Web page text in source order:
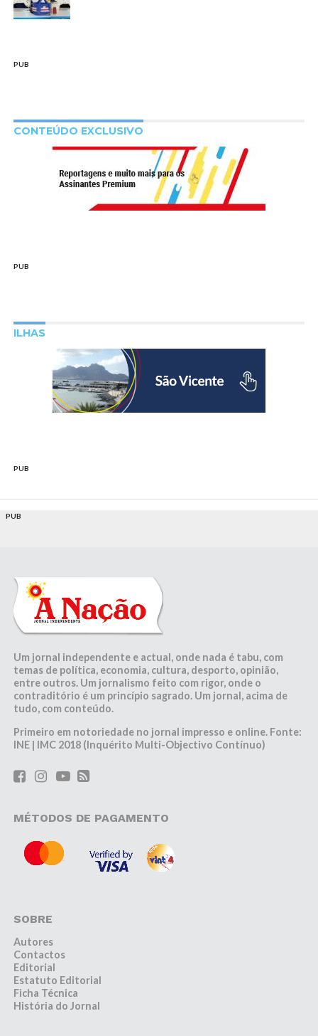
PUB
CONTEÚDO EXCLUSIVO
PUB
ILHAS
PUB
PUB
Um jornal independente e actual, onde nada é tabu, com
temas de política, economia, cultura, desporto, opinião,
entre outros. Um jornalismo feito com rigor, onde o
contraditório é um princípio sagrado. Um jornal, acima de
tudo, com conteúdo.
Primeiro em notoriedade no jornal impresso e online. Fonte:
INE | IMC 2018 (Inquérito Multi-Objectivo Contínuo)
MÉTODOS DE PAGAMENTO
SOBRE
Autores
Contactos
Editorial
Estatuto Editorial
Ficha Técnica
História do Jornal